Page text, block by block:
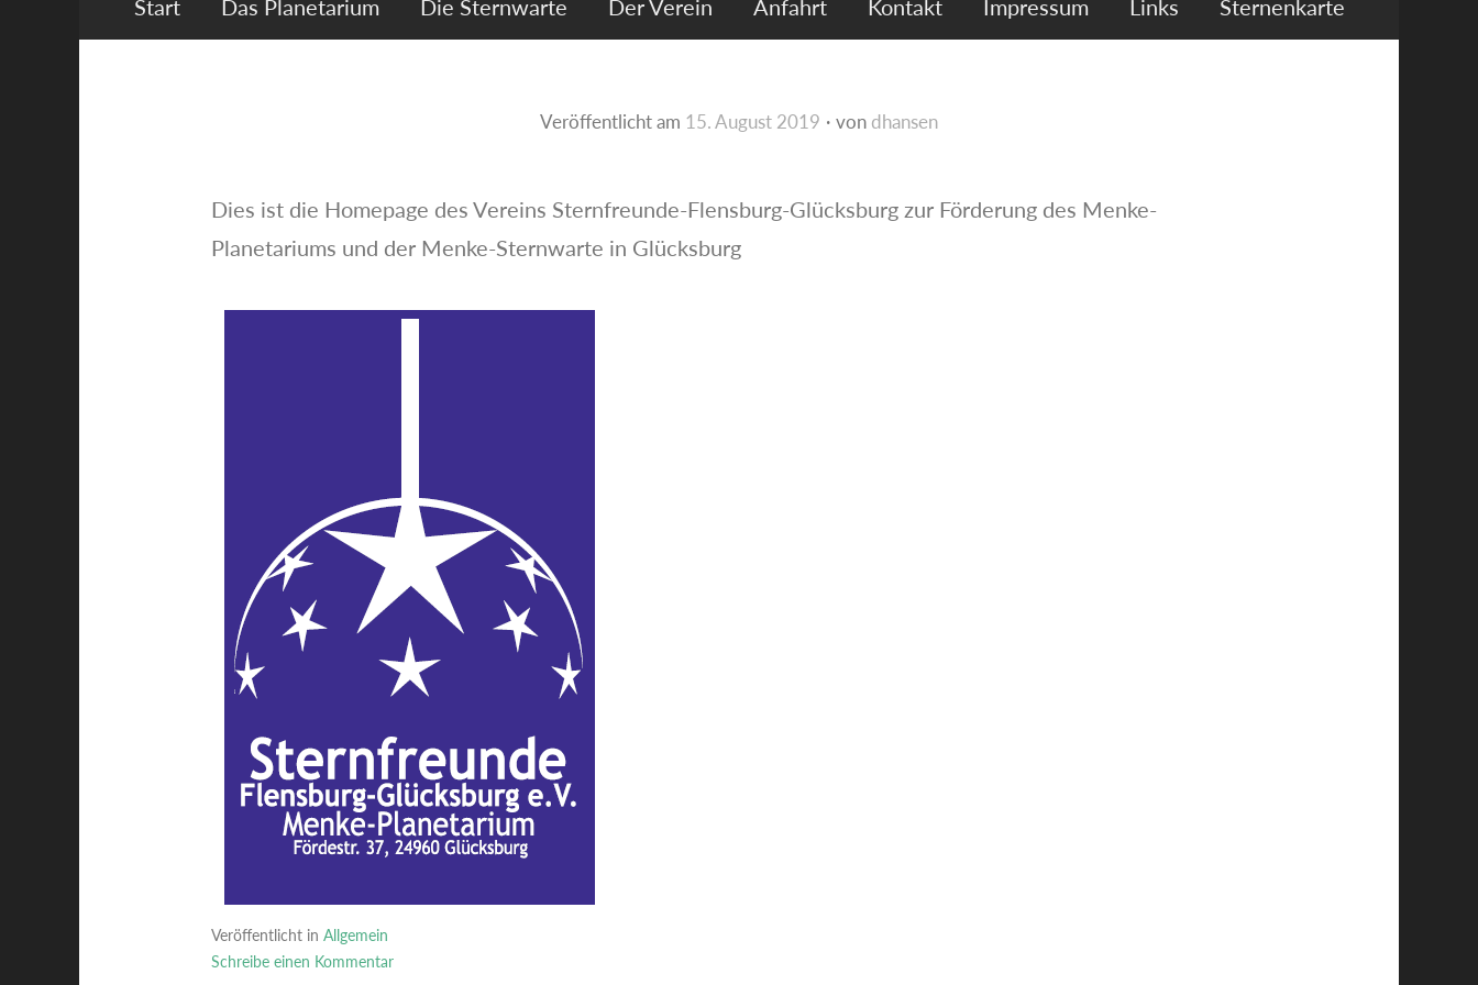
Start Das Planetarium Die Sternwarte Der Verein Anfahrt Kontakt Impressum Links Sternenkarte
Veröffentlicht am 15. August 2019 von dhansen
Dies ist die Homepage des Vereins Sternfreunde-Flensburg-Glücksburg zur Förderung des Menke-
Planetariums und der Menke-Sternwarte in Glücksburg
Veröffentlicht in Allgemein
Schreibe einen Kommentar